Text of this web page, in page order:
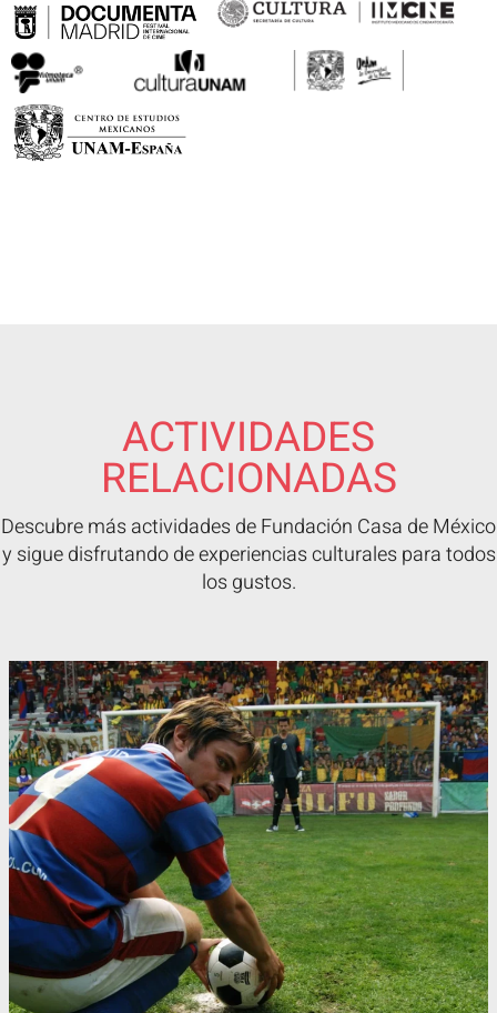
ACTIVIDADES
RELACIONADAS
Descubre más actividades de Fundación Casa de México
y sigue disfrutando de experiencias culturales para todos
los gustos.